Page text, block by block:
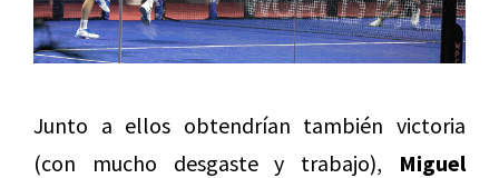
Junto a ellos obtendrían también victoria
(con mucho desgaste y trabajo), Miguel